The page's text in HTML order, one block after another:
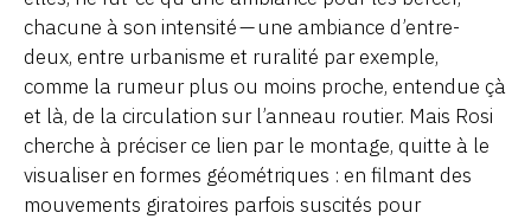
chacune à son intensité — une ambiance d’entre-
deux, entre urbanisme et ruralité par exemple,
comme la rumeur plus ou moins proche, entendue çà
et là, de la circulation sur l’anneau routier. Mais Rosi
cherche à préciser ce lien par le montage, quitte à le
visualiser en formes géométriques : en filmant des
mouvements giratoires parfois suscités pour